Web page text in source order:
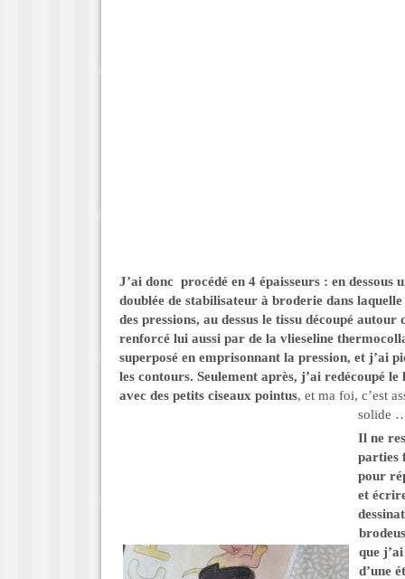
J’ai donc procédé en 4 épaisseurs : en dessous
doublée de stabilisateur à broderie dans
des pressions, au dessus le tissu découpé autour
renforcé lui aussi par de la vlieseline
superposé en emprisonnant la pression, et j’ai
les contours. Seulement après, j’ai redécoupé le
avec des petits ciseaux pointus, et ma foi, c’est
solide
Il ne
parties
pour
et
que
d’une